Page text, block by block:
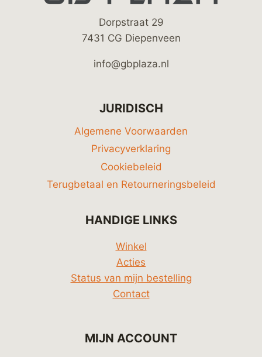
Dorpstraat 29
7431 CG Diepenveen
info@gbplaza.nl
JURIDISCH
Algemene Voorwaarden
Privacyverklaring
Cookiebeleid
Terugbetaal en Retourneringsbeleid
HANDIGE LINKS
Winkel
Acties
Status van mijn bestelling
Contact
MIJN ACCOUNT